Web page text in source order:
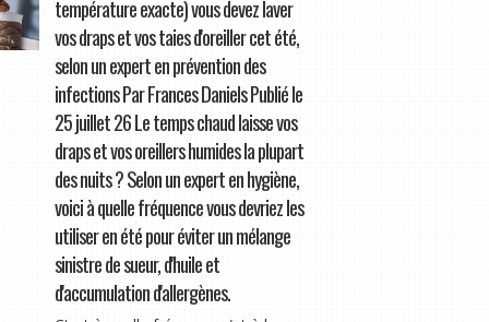
température exacte) vous devez laver
vos draps et vos taies d'oreiller cet été,
selon un expert en prévention des
infections Par Frances Daniels Publié le
25 juillet 26 Le temps chaud laisse vos
draps et vos oreillers humides la plupart
des nuits ? Selon un expert en hygiène,
voici à quelle fréquence vous devriez les
utiliser en été pour éviter un mélange
sinistre de sueur, d'huile et
d'accumulation d'allergènes.